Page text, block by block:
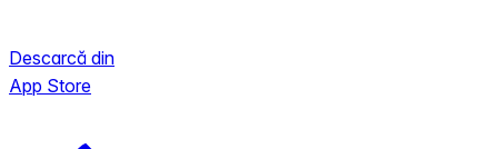
Descarcă din
App Store